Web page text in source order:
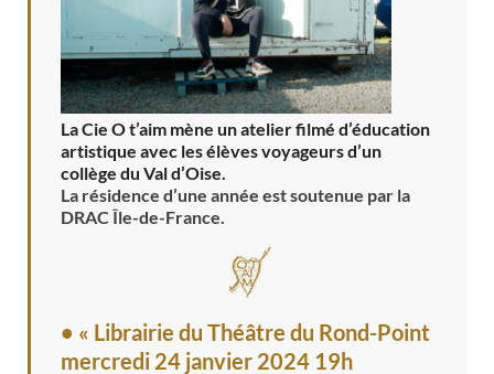
La Cie O t’aim mène un atelier filmé d’éducation
artistique avec les élèves voyageurs d’un
collège du Val d’Oise.
La résidence d’une année est soutenue par la
DRAC Île-de-France.
• « Librairie du Théâtre du Rond-Point
mercredi 24 janvier 2024 19h